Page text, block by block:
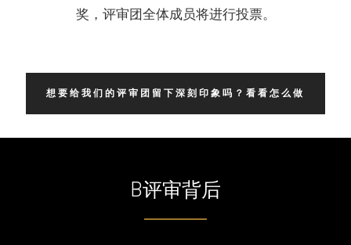
奖，评审团全体成员将进行投票。
想要给我们的评审团留下深刻印象吗？看看怎么做
B评审背后